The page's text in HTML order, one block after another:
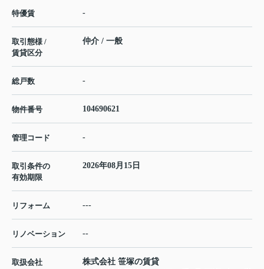
特優賃 -
取引態様 /
賃貸区分
仲介 / 一般
総戸数 -
物件番号 104690621
管理コード -
取引条件の
有効期限
2026年08月15日
リフォーム ---
リノベーション --
取扱会社
株式会社 笹塚の賃貸